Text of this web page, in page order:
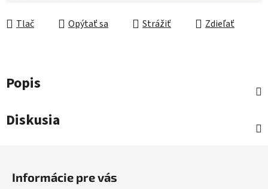
Tlač Opýtať sa Strážiť Zdieľať
Popis
Diskusia
Informácie pre vás